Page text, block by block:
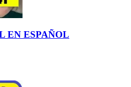
EN ESPAÑOL